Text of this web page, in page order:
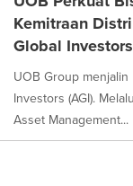
Kemitraan
Global Investors
UOB Group
Investors (AGI).
Asset Management...